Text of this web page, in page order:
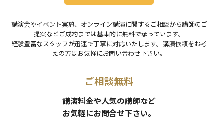
講演会やイベント実施、オンライン講演に関するご相談から講師のご
提案などご成約までは基本的に無料で承っています。
経験豊富なスタッフが迅速で丁寧に対応いたします。講演依頼をお考
えの⽅はお気軽にお問い合わせ下さい。
ご相談無料
講演料金や人気の講師など
お気軽にお問合せ下さい。